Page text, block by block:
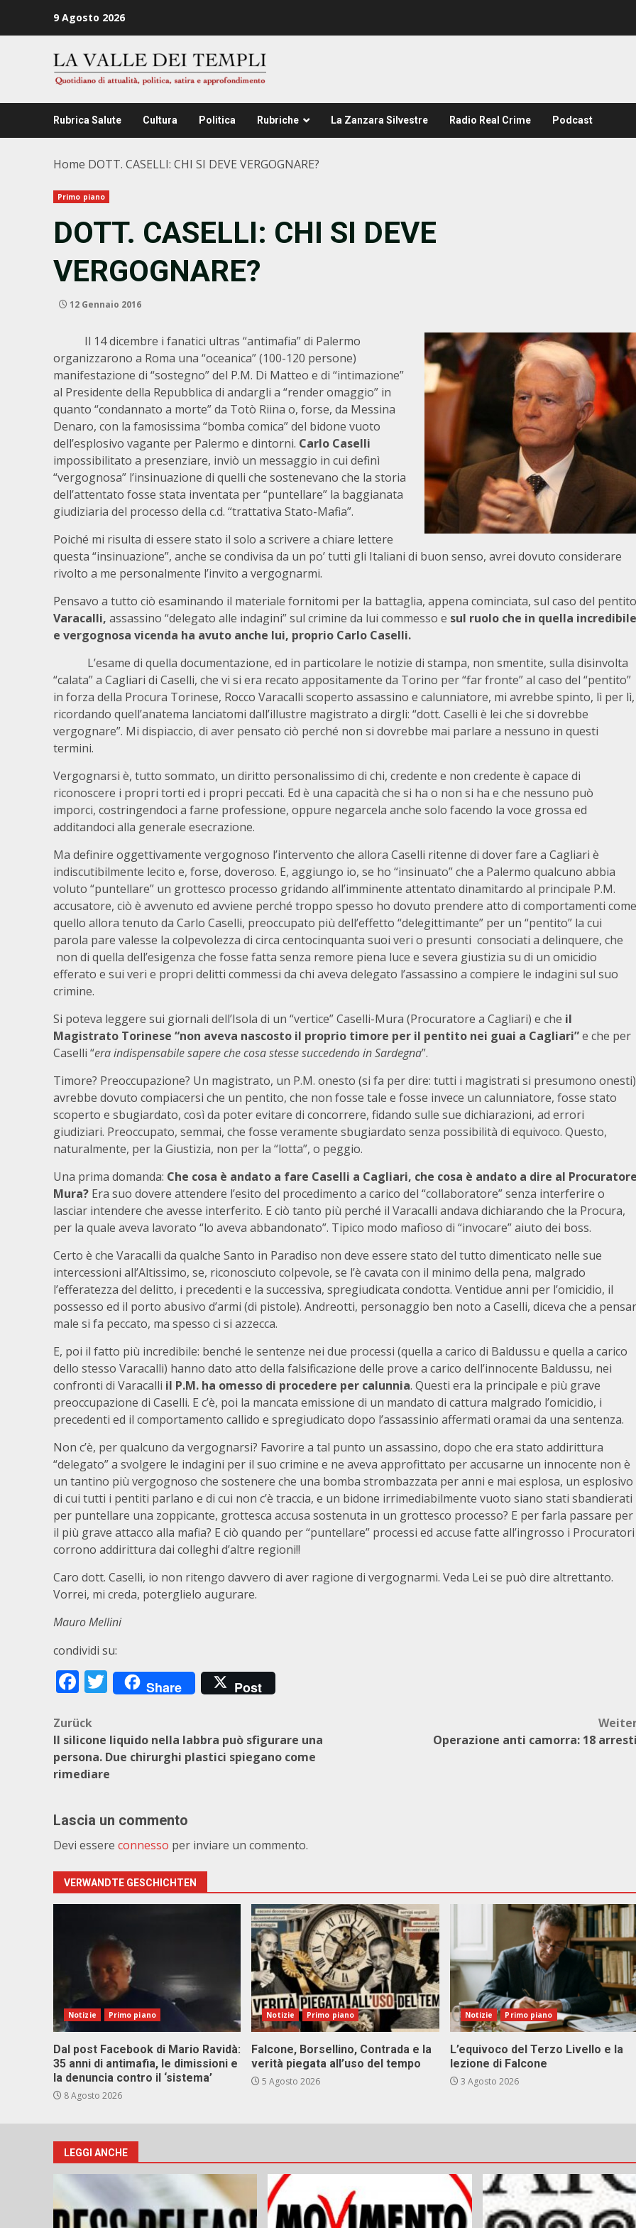
9 Agosto 2026
Rubrica Salute Cultura Politica Rubriche La Zanzara Silvestre Radio Real Crime Podcast
Home DOTT. CASELLI: CHI SI DEVE VERGOGNARE?
Primo piano
DOTT. CASELLI: CHI SI DEVE
VERGOGNARE?
12 Gennaio 2016
Il 14 dicembre i fanatici ultras “antimafia” di Palermo
organizzarono a Roma una “oceanica” (100-120 persone)
manifestazione di “sostegno” del P.M. Di Matteo e di “intimazione”
al Presidente della Repubblica di andargli a “render omaggio” in
quanto “condannato a morte” da Totò Riina o, forse, da Messina
Denaro, con la famosissima “bomba comica” del bidone vuoto
dell’esplosivo vagante per Palermo e dintorni. Carlo Caselli
impossibilitato a presenziare, inviò un messaggio in cui definì
“vergognosa” l’insinuazione di quelli che sostenevano che la storia
dell’attentato fosse stata inventata per “puntellare” la baggianata
giudiziaria del processo della c.d. “trattativa Stato-Mafia”.
Poiché mi risulta di essere stato il solo a scrivere a chiare lettere
questa “insinuazione”, anche se condivisa da un po’ tutti gli Italiani di buon senso, avrei dovuto considerare
rivolto a me personalmente l’invito a vergognarmi.
Pensavo a tutto ciò esaminando il materiale fornitomi per la battaglia, appena cominciata, sul caso del pentito
Varacalli, assassino “delegato alle indagini” sul crimine da lui commesso e sul ruolo che in quella incredibile
e vergognosa vicenda ha avuto anche lui, proprio Carlo Caselli.
L’esame di quella documentazione, ed in particolare le notizie di stampa, non smentite, sulla disinvolta
“calata” a Cagliari di Caselli, che vi si era recato appositamente da Torino per “far fronte” al caso del “pentito”
in forza della Procura Torinese, Rocco Varacalli scoperto assassino e calunniatore, mi avrebbe spinto, lì per lì,
ricordando quell’anatema lanciatomi dall’illustre magistrato a dirgli: “dott. Caselli è lei che si dovrebbe
vergognare”. Mi dispiaccio, di aver pensato ciò perché non si dovrebbe mai parlare a nessuno in questi
termini.
Vergognarsi è, tutto sommato, un diritto personalissimo di chi, credente e non credente è capace di
riconoscere i propri torti ed i propri peccati. Ed è una capacità che si ha o non si ha e che nessuno può
imporci, costringendoci a farne professione, oppure negarcela anche solo facendo la voce grossa ed
additandoci alla generale esecrazione.
Ma definire oggettivamente vergognoso l’intervento che allora Caselli ritenne di dover fare a Cagliari è
indiscutibilmente lecito e, forse, doveroso. E, aggiungo io, se ho “insinuato” che a Palermo qualcuno abbia
voluto “puntellare” un grottesco processo gridando all’imminente attentato dinamitardo al principale P.M.
accusatore, ciò è avvenuto ed avviene perché troppo spesso ho dovuto prendere atto di comportamenti come
quello allora tenuto da Carlo Caselli, preoccupato più dell’effetto “delegittimante” per un “pentito” la cui
parola pare valesse la colpevolezza di circa centocinquanta suoi veri o presunti consociati a delinquere, che
non di quella dell’esigenza che fosse fatta senza remore piena luce e severa giustizia su di un omicidio
efferato e sui veri e propri delitti commessi da chi aveva delegato l’assassino a compiere le indagini sul suo
crimine.
Si poteva leggere sui giornali dell’Isola di un “vertice” Caselli-Mura (Procuratore a Cagliari) e che il
Magistrato Torinese “non aveva nascosto il proprio timore per il pentito nei guai a Cagliari”e che per
Caselli “era indispensabile sapere che cosa stesse succedendo in Sardegna”.
Timore? Preoccupazione? Un magistrato, un P.M. onesto (si fa per dire: tutti i magistrati si presumono onesti)
avrebbe dovuto compiacersi che un pentito, che non fosse tale e fosse invece un calunniatore, fosse stato
scoperto e sbugiardato, così da poter evitare di concorrere, fidando sulle sue dichiarazioni, ad errori
giudiziari. Preoccupato, semmai, che fosse veramente sbugiardato senza possibilità di equivoco. Questo,
naturalmente, per la Giustizia, non per la “lotta”, o peggio.
Una prima domanda: Che cosa è andato a fare Caselli a Cagliari, che cosa è andato a dire al
Mura? Era suo dovere attendere l’esito del procedimento a carico del “collaboratore” senza interferire o
lasciar intendere che avesse interferito. E ciò tanto più perché il Varacalli andava dichiarando che la Procura,
per la quale aveva lavorato “lo aveva abbandonato”. Tipico modo mafioso di “invocare” aiuto dei boss.
Certo è che Varacalli da qualche Santo in Paradiso non deve essere stato del tutto dimenticato nelle sue
intercessioni all’Altissimo, se, riconosciuto colpevole, se l’è cavata con il minimo della pena, malgrado
l’efferatezza del delitto, i precedenti e la successiva, spregiudicata condotta. Ventidue anni per l’omicidio, il
possesso ed il porto abusivo d’armi (di pistole). Andreotti, personaggio ben noto a Caselli, diceva che a pensar
male si fa peccato, ma spesso ci si azzecca.
E, poi il fatto più incredibile: benché le sentenze nei due processi (quella a carico di Baldussu e quella a carico
dello stesso Varacalli) hanno dato atto della falsificazione delle prove a carico dell’innocente Baldussu, nei
confronti di Varacalli il P.M. ha omesso di procedere per calunnia. Questi era la principale e più grave
preoccupazione di Caselli. E c’è, poi la mancata emissione di un mandato di cattura malgrado l’omicidio, i
precedenti ed il comportamento callido e spregiudicato dopo l’assassinio affermati oramai da una sentenza.
Non c’è, per qualcuno da vergognarsi? Favorire a tal punto un assassino, dopo che era stato addirittura
“delegato” a svolgere le indagini per il suo crimine e ne aveva approfittato per accusarne un innocente non è
un tantino più vergognoso che sostenere che una bomba strombazzata per anni e mai esplosa, un esplosivo
di cui tutti i pentiti parlano e di cui non c’è traccia, e un bidone irrimediabilmente vuoto siano stati sbandierati
per puntellare una zoppicante, grottesca accusa sostenuta in un grottesco processo? E per farla passare per
il più grave attacco alla mafia? E ciò quando per “puntellare” processi ed accuse fatte all’ingrosso i Procuratori
corrono addirittura dai colleghi d’altre regioni!!
Caro dott. Caselli, io non ritengo davvero di aver ragione di vergognarmi. Veda Lei se può dire altrettanto.
Vorrei, mi creda, poterglielo augurare.
Mauro Mellini
condividi su:
Facebook
Twitter
Share Post
Beitragsnavigation
Zurück
Il silicone liquido nella labbra può sfigurare una
persona. Due chirurghi plastici spiegano come
rimediare
Operazione anti camorra: 18
Lascia un commento
Devi essere connesso per inviare un commento.
VERWANDTE GESCHICHTEN
Notizie Primo piano
Dal post Facebook di Mario Ravidà:
35 anni di antimafia, le dimissioni e
la denuncia contro il ‘sistema’
8 Agosto 2026
Notizie Primo piano
Falcone, Borsellino, Contrada e la
verità piegata all’uso del tempo
5 Agosto 2026
Notizie Primo piano
L’equivoco del Terzo Livello e la
lezione di Falcone
3 Agosto 2026
LEGGI ANCHE